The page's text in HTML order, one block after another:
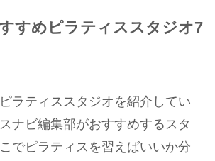
すめピラティススタジオ7
ラティススタジオを紹介してい
ナビ編集部がおすすめするスタ
でピラティスを習えばいいか分